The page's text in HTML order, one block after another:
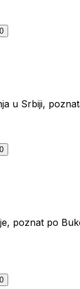
u Srbiji,
poznat po